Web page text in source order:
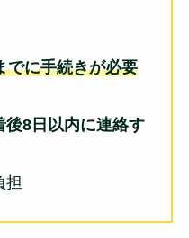
でに手続きが必要
後8日以内に連絡す
担